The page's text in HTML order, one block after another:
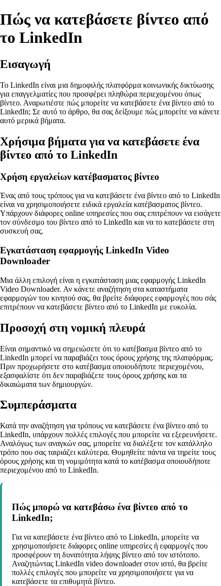
Πώς να κατεβάσετε βίντεο από
το LinkedIn
Εισαγωγή
Το LinkedIn είναι μια δημοφιλής πλατφόρμα κοινωνικής δικτύωσης
για επαγγελματίες που προσφέρει πληθώρα περιεχομένου όπως
βίντεο. Αναρωτιέστε πώς μπορείτε να κατεβάσετε ένα βίντεο από το
LinkedIn; Σε αυτό το άρθρο, θα σας δείξουμε πώς μπορείτε να κάνετε
αυτό μερικά βήματα.
Χρήσιμα βήματα για να κατεβάσετε ένα
βίντεο από το LinkedIn
Χρήση εργαλείων κατέβασματος βίντεο
Ένας από τους τρόπους για να κατεβάσετε ένα βίντεο από το LinkedIn
είναι να χρησιμοποιήσετε ειδικά εργαλεία κατέβασματος βίντεο.
Υπάρχουν διάφορες online υπηρεσίες που σας επιτρέπουν να εισάγετε
τον σύνδεσμο του βίντεο από το LinkedIn και να το κατεβάσετε στη
συσκευή σας.
Εγκατάσταση εφαρμογής LinkedIn Video
Downloader
Μια άλλη επιλογή είναι η εγκατάσταση μιας εφαρμογής LinkedIn
Video Downloader. Αν κάνετε αναζήτηση στα καταστήματα
εφαρμογών του κινητού σας, θα βρείτε διάφορες εφαρμογές που σάς
επιτρέπουν να κατεβάσετε βίντεο από το LinkedIn με ευκολία.
Προσοχή στη νομική πλευρά
Είναι σημαντικό να σημειώσετε ότι το κατέβασμα βίντεο από το
LinkedIn μπορεί να παραβιάζει τους όρους χρήσης της πλατφόρμας.
Πριν προχωρήσετε στο κατέβασμα οποιουδήποτε περιεχομένου,
εξασφαλίστε ότι δεν παραβιάζετε τους όρους χρήσης και τα
δικαιώματα των δημιουργών.
Συμπεράσματα
Κατά την αναζήτηση για τρόπους να κατεβάσετε ένα βίντεο από το
LinkedIn, υπάρχουν πολλές επιλογές που μπορείτε να εξερευνήσετε.
Αναλόγως των αναγκών σας, μπορείτε να διαλέξετε τον κατάλληλο
τρόπο που σας ταιριάζει καλύτερα. Θυμηθείτε πάντα να τηρείτε τους
όρους χρήσης και τη νομιμότητα κατά το κατέβασμα οποιουδήποτε
περιεχομένου από το LinkedIn.
Πώς μπορώ να κατεβάσω ένα βίντεο από το
LinkedIn;
Για να κατεβάσετε ένα βίντεο από το LinkedIn, μπορείτε να
χρησιμοποιήσετε διάφορες online υπηρεσίες ή εφαρμογές που
προσφέρουν τη δυνατότητα λήψης βίντεο από τον ιστότοπο.
Αναζητώντας LinkedIn video downloader στον ιστό, θα βρείτε
πολλές επιλογές που μπορείτε να χρησιμοποιήσετε για να
κατεβάσετε τα επιθυμητά βίντεο.